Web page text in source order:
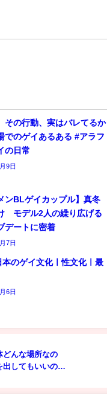
その行動、実はバレてるか
でのゲイあるある #アラフ
の日常
9日
ンBLゲイカップル】真冬
モデル2人の繰り広げる
デートに密着
7日
本のゲイ文化ㅣ性文化ㅣ最
6日
どんな場所なの
出してもいいの